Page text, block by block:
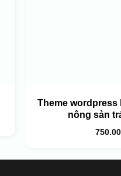
Theme
nông sản